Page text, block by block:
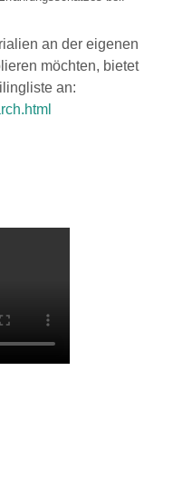
an der eigenen
möchten, bietet
an: